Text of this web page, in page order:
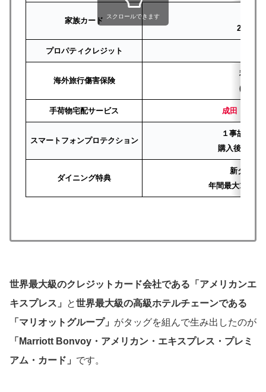
家族カード
2枚目
プロパティクレジット
海外旅行傷害保険
利用付
(自動
手荷物宅配サービス 成田・関西
スマートフォンプロテクション
１事故につ
購入後36ヶ
ダイニング特典
新ダイニ
年間最大1万円
スクロールできます
世界最大級のクレジットカード会社である「アメリカンエ
キスプレス」
と世界最大級の高級ホテルチェーンである
「マリオットグループ」 がタッグを組んで生み出したのが
「Marriott Bonvoy・アメリカン・エキスプレス・プレミ
アム・カード」 です。